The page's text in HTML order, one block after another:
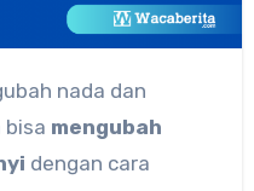
bisa mengubah
dengan cara